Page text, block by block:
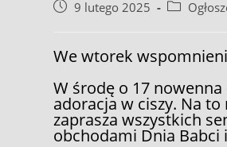
Post9 lutego 2025
Post
We wtorek
W środę o 17
adoracja w ciszy. Na
zaprasza wszystkich
obchodami Dnia Babci